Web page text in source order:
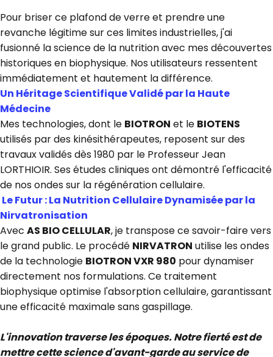
Pour briser ce plafond de verre et prendre une
revanche légitime sur ces limites industrielles, j'ai
fusionné la science de la nutrition avec mes découvertes
historiques en biophysique. Nos utilisateurs ressentent
immédiatement et hautement la différence.
Un Héritage Scientifique Validé par la Haute
Médecine
Mes technologies, dont le BIOTRON et le BIOTENS
utilisés par des kinésithérapeutes, reposent sur des
travaux validés dès 1980 par le Professeur Jean
LORTHIOIR. Ses études cliniques ont démontré l'efficacité
de nos ondes sur la régénération cellulaire.
Le Futur : La Nutrition Cellulaire Dynamisée par la
Nirvatronisation
Avec AS BIO CELLULAR, je transpose ce savoir-faire vers
le grand public. Le procédé NIRVATRON utilise les ondes
de la technologie BIOTRON VXR 980 pour dynamiser
directement nos formulations. Ce traitement
biophysique optimise l'absorption cellulaire, garantissant
une efficacité maximale sans gaspillage.
L'innovation traverse les époques. Notre fierté est de
mettre cette science d'avant-garde au service de